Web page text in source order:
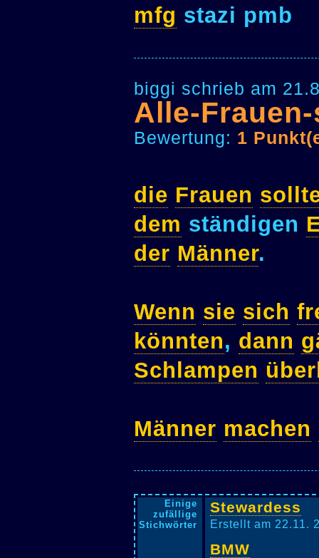
mfg stazi pmb
biggi schrieb am
Alle-
Bewertung: 1
die Frauen
dem ständigen
der Männer.
Wenn sie sich
könnten, dann
Schlampen
Männer machen
Einige
zufällige
Stichwörter
Stewardess
Erstellt am 22.11.
BMW